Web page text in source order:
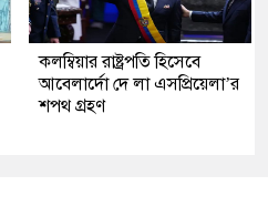
কলম্বিয়ার রাষ্ট্রপতি হিসেবে
আবেলার্দো দে লা এসপ্রিয়েলা’র
শপথ গ্রহণ